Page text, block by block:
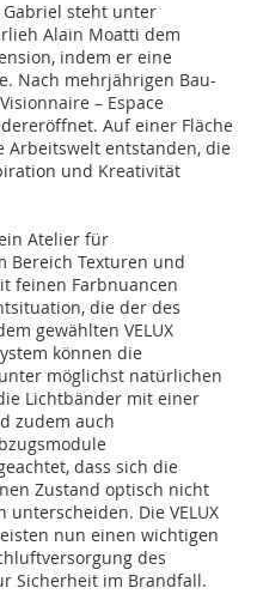
Gabriel steht unter
Alain Moatti dem
indem er eine
Nach mehrjährigen Bau-
– Espace
Auf einer Fläche
Arbeitswelt entstanden, die
und Kreativität
Atelier für
Bereich Texturen und
feinen Farbnuancen
die der des
gewählten VELUX
können die
möglichst natürlichen
Lichtbänder mit einer
zudem auch
dass sich die
Zustand optisch nicht
Die VELUX
nun einen wichtigen
des
Sicherheit im Brandfall.